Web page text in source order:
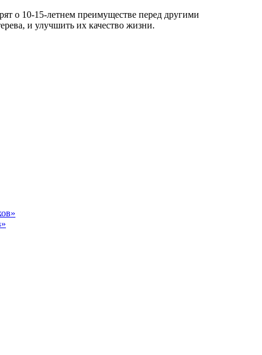
о 10-15-летнем преимуществе перед другими
и улучшить их качество жизни.